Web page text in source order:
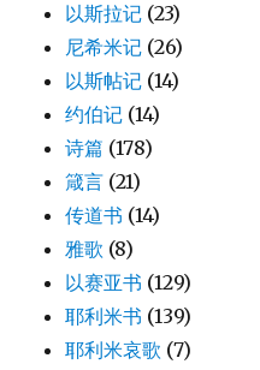
以斯拉记 (23)
尼希米记 (26)
以斯帖记 (14)
约伯记 (14)
诗篇 (178)
箴言 (21)
传道书 (14)
雅歌 (8)
以赛亚书 (129)
耶利米书 (139)
耶利米哀歌 (7)